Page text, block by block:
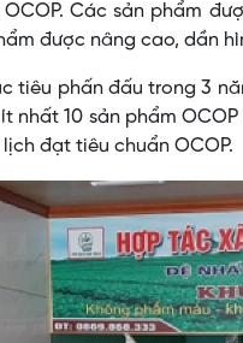
Các sản phẩm
được nâng cao, dần
tiêu phấn đấu trong 3
nhất 10 sản phẩm
đạt tiêu chuẩn OCOP.